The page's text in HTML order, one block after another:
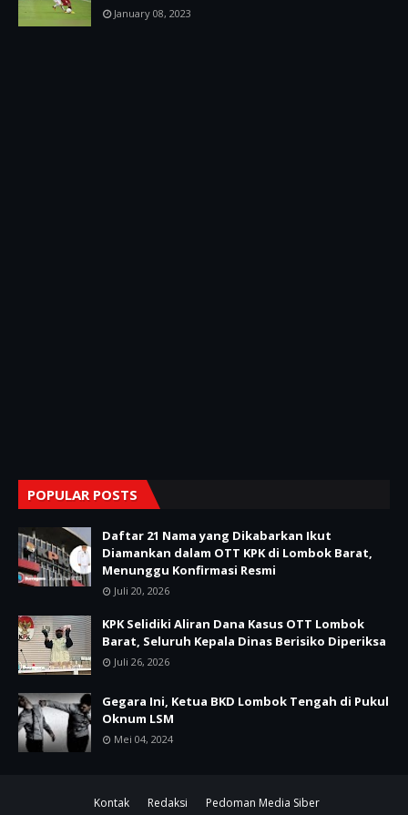
January 08, 2023
POPULAR POSTS
Daftar 21 Nama yang Dikabarkan Ikut
Diamankan dalam OTT KPK di Lombok Barat,
Menunggu Konfirmasi Resmi
Juli 20, 2026
KPK Selidiki Aliran Dana Kasus OTT Lombok
Barat, Seluruh Kepala Dinas Berisiko Diperiksa
Juli 26, 2026
Gegara Ini, Ketua BKD Lombok Tengah di Pukul
Oknum LSM
Mei 04, 2024
Kontak Redaksi Pedoman Media Siber